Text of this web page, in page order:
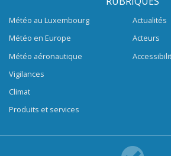
Météo au Luxembourg
Météo en Europe
Météo aéronautique
Vigilances
Climat
Produits et services
Actualités
Acteurs